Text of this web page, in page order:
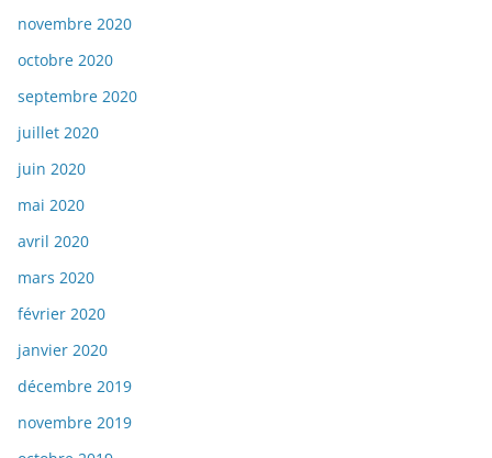
novembre 2020
octobre 2020
septembre 2020
juillet 2020
juin 2020
mai 2020
avril 2020
mars 2020
février 2020
janvier 2020
décembre 2019
novembre 2019